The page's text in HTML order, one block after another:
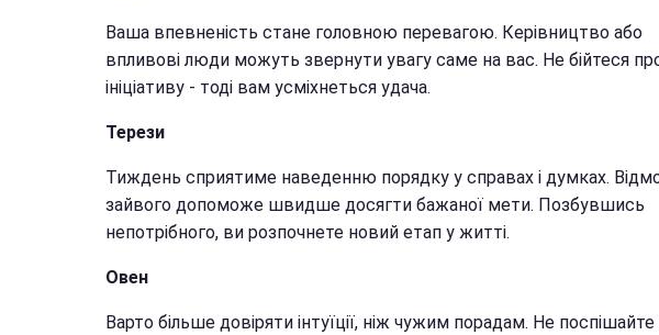
Ваша впевненість стане головною перевагою. Керівництво або
впливові люди можуть звернути увагу саме на вас. Не бійтеся
ініціативу - тоді вам усміхнеться удача.
Терези
Тиждень сприятиме наведенню порядку у справах і думках.
зайвого допоможе швидше досягти бажаної мети. Позбувшись
непотрібного, ви розпочнете новий етап у житті.
Овен
Варто більше довіряти інтуїції, ніж чужим порадам. Не поспішайте